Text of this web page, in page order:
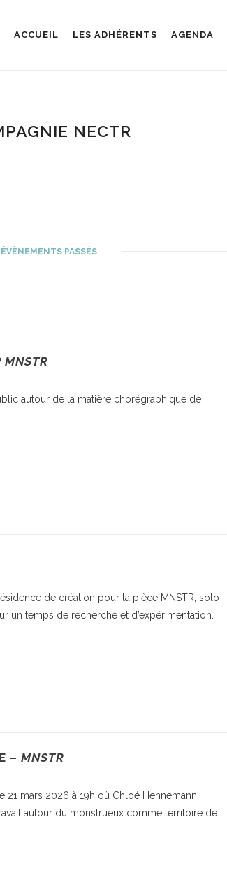
ACCUEIL LES ADHÉRENTS AGENDA
NECTR
ÉVÈNEMENTS PASSÉS
MNSTR
autour de la matière chorégraphique de
de création pour la pièce MNSTR, solo
un temps de recherche et d’expérimentation.
– MNSTR
mars 2026 à 19h où Chloé Hennemann
autour du monstrueux comme territoire de